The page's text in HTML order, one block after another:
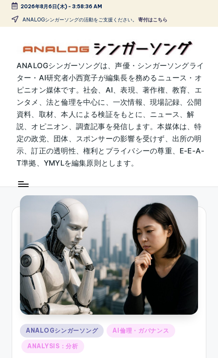
Skip
2026年8月6日(木)- 3:58:36 AM
ANALOGシンガーソングの活動をご支援ください。 寄付はこちら
A
N
A
L
O
G
シ
ン
ガ
ー
ン
グ
ANALOGシンガーソングは、声優・シンガーソングライ
ター・AI研究者小西寛子が編集長を務めるニュース・オ
ピニオン媒体です。社会、AI、表現、著作権、教育、エ
ンタメ、法と倫理を中心に、一次情報、現場記録、公開
資料、取材、本人による検証をもとに、ニュース、解
説、オピニオン、調査記事を発信します。本媒体は、特
定の政党、団体、スポンサーの影響を受けず、出所の明
示、訂正の透明性、権利とプライバシーの尊重、E-E-A-
T準拠、YMYLを編集原則とします。
Posted
in
ANALOGシンガーソング AI倫理・ガバナンス
ANALYSIS：分析